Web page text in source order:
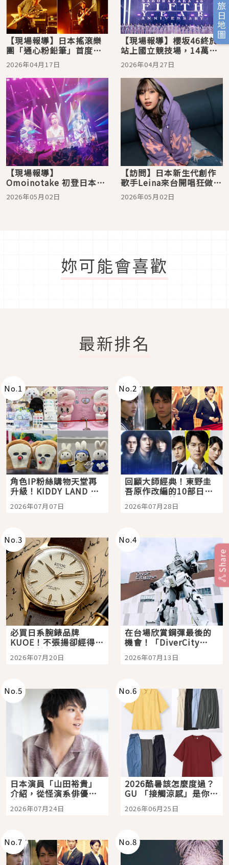
旅日地圖
【現場報導】日本搖滾樂
團「通心粉鉛筆」首度登
台，「水啦！」連發，粉
絲開心 HIGH 跳全場
2026年04月17日
【現場報導】櫻坂46終於
站上國立競技場，14萬人
於櫻花樹下共許幸福約定
2026年04月27日
【現場報導】
Omoinotake 初登日本武
道館，跨越幾億光年迎來
滿場星光！最強盟友小笹
2026年05月02日
【訪問】日本新生代創作
歌手Leina來台開唱狂做功
課！為對發票學中文「想
中獎再回來」
2026年05月02日
妳可能會喜歡
最新排名
No.1
角色IP粉絲購物天堂再
升級！KIDDY LAND 原
宿店吉伊卡哇迎客，新
開幕 OMOKADO 店3分
2026年07月07日
No.2
回顧大師經典！東野圭
吾原作改編的10部日本
影視作品推薦
2026年07月28日
No.3
必買日系腕錶品牌
KUOE！不張揚卻經得起
時間洗鍊的經典之作五
選
2026年07月20日
No.4
在台場欣賞鋼彈最後的
機會！「DiverCity
Tokyo Plaza」搭船、
購物、美食及夜景，一
2026年07月13日
No.5
日本演員「山田裕貴」
介紹，從怪演系俳優走
向國民級日劇主角
2026年07月24日
No.6
2026酷暑該怎麼度過？
GU 「接觸涼感」是你的
夏日救星
2026年06月25日
No.7 No.8
Share